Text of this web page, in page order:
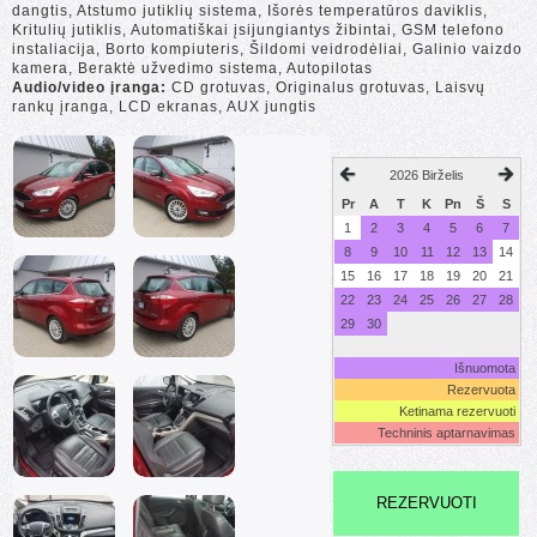
dangtis, Atstumo jutiklių sistema, Išorės temperatūros daviklis,
Kritulių jutiklis, Automatiškai įsijungiantys žibintai, GSM telefono
instaliacija, Borto kompiuteris, Šildomi veidrodėliai, Galinio vaizdo
kamera, Beraktė užvedimo sistema, Autopilotas
Audio/video įranga: CD grotuvas, Originalus grotuvas, Laisvų
rankų įranga, LCD ekranas, AUX jungtis
2026 Birželis
Pr
A T K Pn Š
S
1
2 3 4 5 6
7
8
9 10 11 12 13
14
15
16 17 18 19 20
21
22
23 24 25 26 27
28
29
30
Išnuomota
Rezervuota
Ketinama rezervuoti
Techninis aptarnavimas
REZERVUOTI